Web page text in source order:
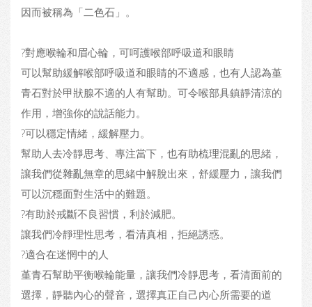
因而被稱為「二色石」。
?對應喉輪和眉心輪，可呵護喉部呼吸道和眼睛
可以幫助緩解喉部呼吸道和眼睛的不適感，也有人認為堇
青石對於甲狀腺不適的人有幫助。可令喉部具鎮靜清涼的
作用，增強你的說話能力。
?可以穩定情緒，緩解壓力。
幫助人去冷靜思考、專注當下，也有助梳理混亂的思緒，
讓我們從雜亂無章的思緒中解脫出來，舒緩壓力，讓我們
可以沉穩面對生活中的難題。
?有助於戒斷不良習慣，利於減肥。
讓我們冷靜理性思考，看清真相，拒絕誘惑。
?適合在迷惘中的人
堇青石幫助平衡喉輪能量，讓我們冷靜思考，看清面前的
選擇，靜聽內心的聲音，選擇真正自己內心所需要的道